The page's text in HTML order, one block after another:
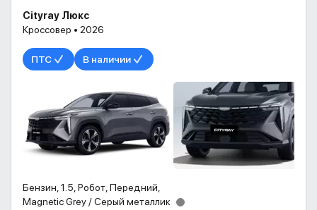
Cityray Люкс
Кроссовер • 2026
ПТС В наличии
Бензин, 1.5, Робот, Передний,
Magnetic Grey / Серый металлик